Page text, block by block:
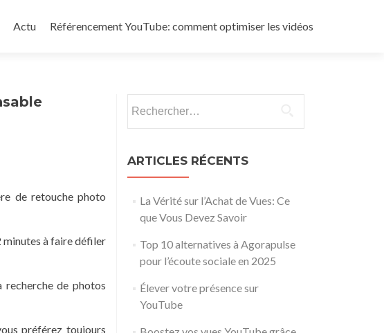
Actu Référencement YouTube: comment optimiser les vidéos
de retouche photo
minutes à faire défiler
de photos
préférez toujours
ARTICLES RÉCENTS
La Vérité sur l’Achat de Vues: Ce
que Vous Devez Savoir
Top 10 alternatives à Agorapulse
pour l’écoute sociale en 2025
Élever votre présence sur
YouTube